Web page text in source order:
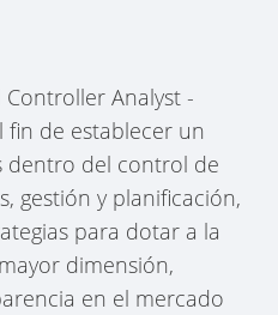
Analyst -
fin de establecer un
dentro del control de
gestión y planificación,
para dotar a la
dimensión,
en el mercado